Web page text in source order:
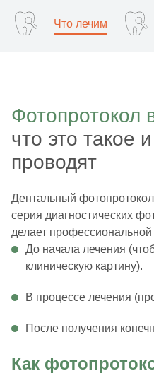
Что лечим
Фотопротокол
что это такое
проводят
Дентальный
серия диагностических
делает
До начала лечения
клиническую картину).
В процессе лечения
После получения
Как